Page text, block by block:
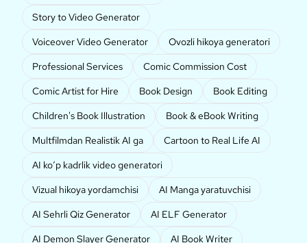
Story to Video Generator
Voiceover Video Generator
Ovozli hikoya generatori
Professional Services
Comic Commission Cost
Comic Artist for Hire
Book Design
Book Editing
Children's Book Illustration
Book & eBook Writing
Multfilmdan Realistik AI ga
Cartoon to Real Life AI
AI ko‘p kadrlik video generatori
Vizual hikoya yordamchisi
AI Manga yaratuvchisi
AI Sehrli Qiz Generator
AI ELF Generator
AI Demon Slayer Generator
AI Book Writer